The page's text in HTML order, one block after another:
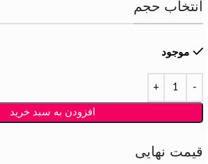
انتخاب حجم
موجود
افزودن به سبد خرید
قیمت نهایی